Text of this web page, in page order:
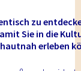
zu
Sie in die
erleben